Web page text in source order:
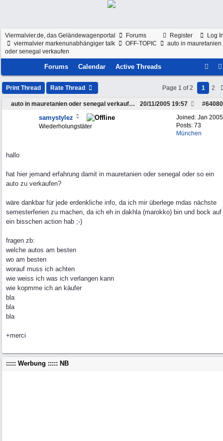
Register Log
Viermalvier.de, das Geländewagenportal
Forums
viermalvier markenunabhängiger talk
OFF-TOPIC
auto in mauretanien
oder senegal verkaufen
Forums Calendar Active Threads
Print Thread Rate Thread Page 1 of 2 1 2
auto in mauretanien oder senegal verkaufen #64080
20/11/2005 19:57
Joined: Jan 2005
Posts: 73
München
samystylez
Wiederholungstäter
hallo
hat hier jemand erfahrung damit in mauretanien oder senegal oder so ein
auto zu verkaufen?
wäre dankbar für jede erdenkliche info, da ich mir überlege mdas nächste
semesterferien zu machen, da ich eh in dakhla (marokko) bin und bock auf
ein bisschen action hab ;-)
fragen zb:
welche autos am besten
wo am besten
worauf muss ich achten
wie weiss ich was ich verlangen kann
wie kopmme ich an käufer
bla
bla
bla
+merci
::::: Werbung ::::: NB